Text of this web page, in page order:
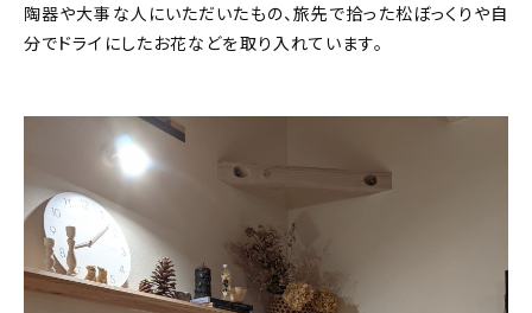
陶器や大事な人にいただいたもの、旅先で拾った松ぼっくりや自
分でドライにしたお花などを取り入れています。